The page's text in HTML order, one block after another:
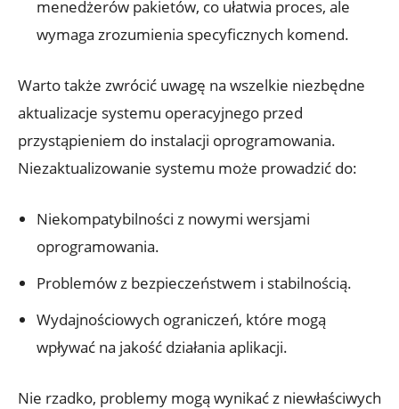
menedżerów pakietów, co ułatwia proces, ale
wymaga zrozumienia specyficznych komend.
Warto także zwrócić uwagę na wszelkie niezbędne
aktualizacje systemu operacyjnego przed
przystąpieniem do instalacji oprogramowania.
Niezaktualizowanie systemu może prowadzić do:
Niekompatybilności z nowymi wersjami
oprogramowania.
Problemów z bezpieczeństwem i stabilnością.
Wydajnościowych ograniczeń, które mogą
wpływać na jakość działania aplikacji.
Nie rzadko, problemy mogą wynikać z niewłaściwych